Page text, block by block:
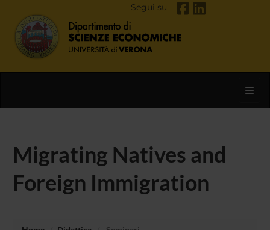
Segui su
Migrating Natives and
Foreign Immigration